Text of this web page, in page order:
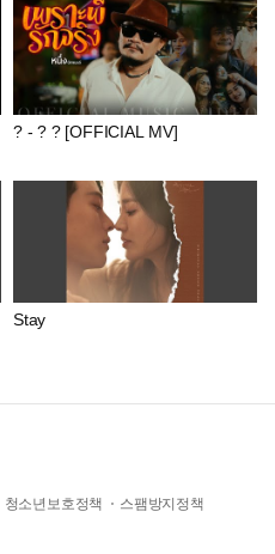
? - ? ? [OFFICIAL MV]
Stay
청소년보호정책
스팸방지정책